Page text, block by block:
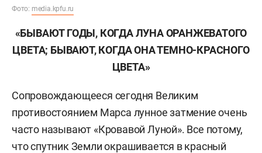
Фото: media.kpfu.ru
«БЫВАЮТ ГОДЫ, КОГДА ЛУНА ОРАНЖЕВАТОГО
ЦВЕТА; БЫВАЮТ, КОГДА ОНА ТЕМНО-КРАСНОГО
ЦВЕТА»
Сопровождающееся сегодня Великим
противостоянием Марса лунное затмение очень
часто называют «Кровавой Луной». Все потому,
что спутник Земли окрашивается в красный